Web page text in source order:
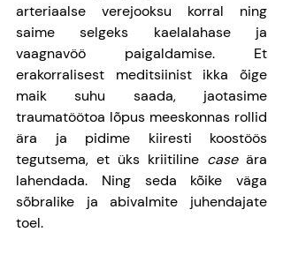
arteriaalse verejooksu korral ning
saime selgeks kaelalahase ja
vaagnavöö paigaldamise. Et
erakorralisest meditsiinist ikka õige
maik suhu saada, jaotasime
traumatöötoa lõpus meeskonnas rollid
ära ja pidime kiiresti koostöös
tegutsema, et üks kriitiline case ära
lahendada. Ning seda kõike väga
sõbralike ja abivalmite juhendajate
toel.